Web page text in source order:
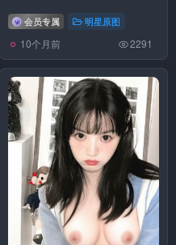
会员专属 明星原图
10个月前 2291